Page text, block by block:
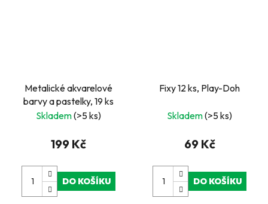
Metalické akvarelové
barvy a pastelky, 19 ks
Skladem(>5 ks)
199 Kč
DO KOŠÍKU
Fixy 12 ks, Play-Doh
Skladem(>5 ks)
69 Kč
DO KOŠÍKU